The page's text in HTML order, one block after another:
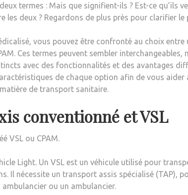
termes : Mais que signifient-ils ? Est-ce qu’ils
les deux ? Regardons de plus près pour clarifier le
vous pouvez être confronté au choix entre
Ces termes peuvent sembler interchangeables,
avec des fonctionnalités et des avantages
de chaque option afin de vous aider
de transport sanitaire.
conventionné et VSL
VSL ou CPAM.
Light. Un VSL est un véhicule utilisé pour
Il nécessite un transport assis spécialisé (TAP),
ou un ambulancier.